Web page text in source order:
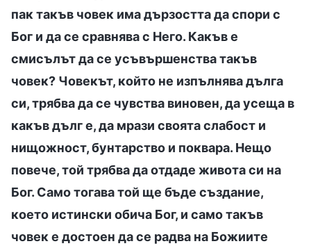
пак такъв човек има дързостта да спори с
Бог и да се сравнява с Него. Какъв е
смисълът да се усъвършенства такъв
човек? Човекът, който не изпълнява дълга
си, трябва да се чувства виновен, да усеща в
какъв дълг е, да мрази своята слабост и
нищожност, бунтарство и поквара. Нещо
повече, той трябва да отдаде живота си на
Бог. Само тогава той ще бъде създание,
което истински обича Бог, и само такъв
човек е достоен да се радва на Божиите